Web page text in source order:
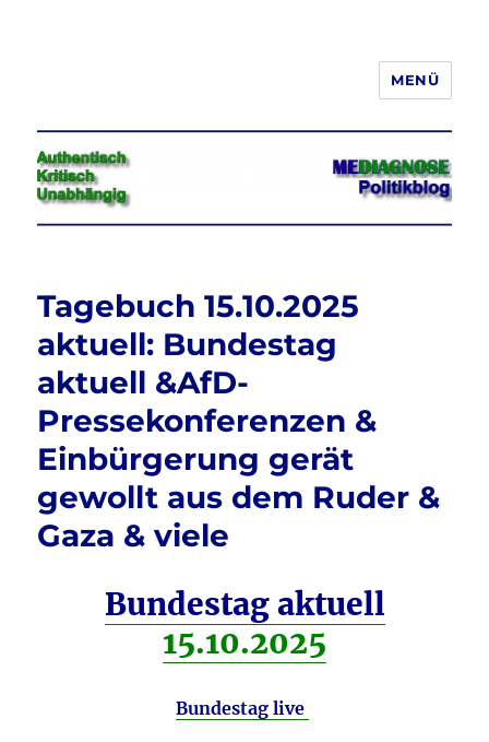
Jeder hat das Recht, seine
Meinung in Wort, Schrift und Bild
frei zu äußern und zu verbreiten
MENÜ
Tagebuch 15.10.2025
aktuell: Bundestag
aktuell &AfD-
Pressekonferenzen &
Einbürgerung gerät
gewollt aus dem Ruder &
Gaza & viele
Bundestag aktuell
15.10.2025
Bundestag live